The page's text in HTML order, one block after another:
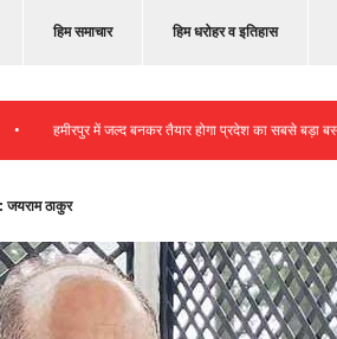
हिम समाचार हिम धरोहर व इतिहास
हमीरपुर में जल्द बनकर तैयार होगा प्रदेश का सबसे बड़ा बस अड्डा
जयराम ठाकुर